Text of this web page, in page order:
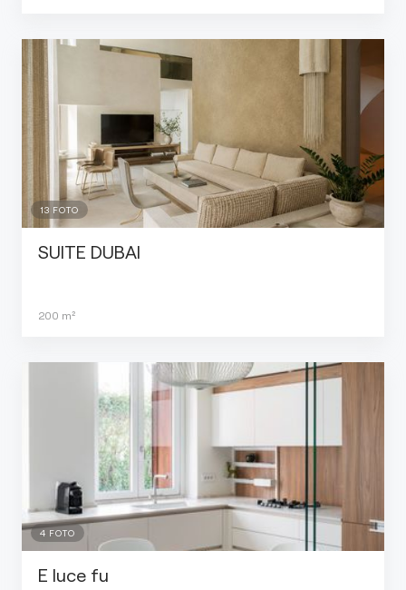
13 FOTO
SUITE DUBAI
200 m²
4 FOTO
E luce fu